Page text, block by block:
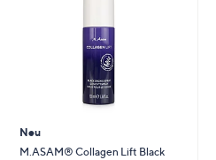
Neu
M.ASAM® Collagen Lift Black